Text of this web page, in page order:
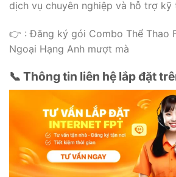
dịch vụ chuyên nghiệp và hỗ trợ kỹ
👉 : Đăng ký gói Combo Thể Thao
Ngoại Hạng Anh mượt mà
📞 Thông tin liên hệ lắp đặt